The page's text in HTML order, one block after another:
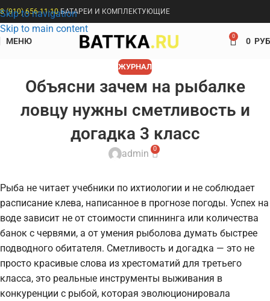
Skip to navigation
Skip to main content
8 (910) 656-11-10БАТАРЕИ И КОМПЛЕКТУЮЩИЕ
МЕНЮ 0 0
ЖУРНАЛ
Объясни зачем на рыбалке
ловцу нужны сметливость и
догадка 3 класс
admin 0
Рыба не читает учебники по ихтиологии и не соблюдает
расписание клева, написанное в прогнозе погоды. Успех на
воде зависит не от стоимости спиннинга или количества
банок с червями, а от умения рыболова думать быстрее
подводного обитателя. Сметливость и догадка — это не
просто красивые слова из хрестоматий для третьего
класса, это реальные инструменты выживания в
конкуренции с рыбой, которая эволюционировала